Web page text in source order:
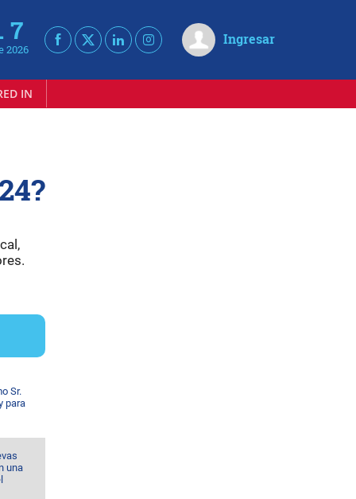
7
2026
Ingresar
IN
Sr.
para
una